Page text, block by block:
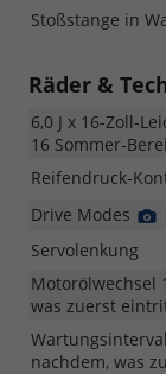
Stoßstange in
Räder &
6,0 J x 16-Zoll-
16 Sommer-
Reifendruck-
Drive Modes
Servolenkung
Motorölwechsel
was zuerst
nachdem, was